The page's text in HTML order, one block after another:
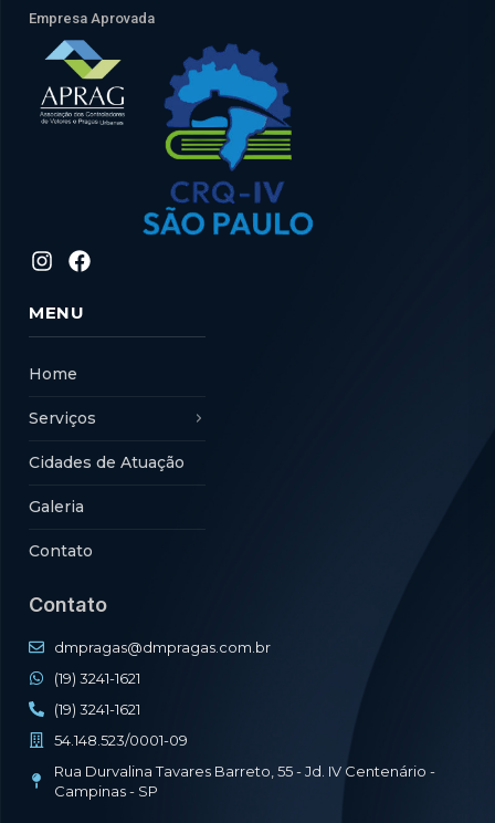
Empresa Aprovada
MENU
Home
Serviços
Cidades de Atuação
Galeria
Contato
Contato
dmpragas@dmpragas.com.br
(19) 3241-1621
(19) 3241-1621
54.148.523/0001-09
Rua Durvalina Tavares Barreto, 55 - Jd. IV Centenário -
Campinas - SP